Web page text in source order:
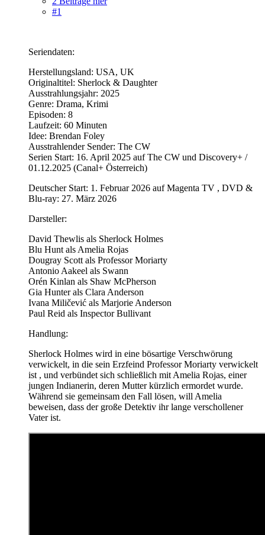
#1
Seriendaten:
Herstellungsland: USA, UK
Originaltitel: Sherlock & Daughter
Ausstrahlungsjahr: 2025
Genre: Drama, Krimi
Episoden: 8
Laufzeit: 60 Minuten
Idee: Brendan Foley
Ausstrahlender Sender: The CW
Serien Start: 16. April 2025 auf The CW und Discovery+ /
01.12.2025 (Canal+ Österreich)
Deutscher Start: 1. Februar 2026 auf Magenta TV , DVD &
Blu-ray: 27. März 2026
Darsteller:
David Thewlis als Sherlock Holmes
Blu Hunt als Amelia Rojas
Dougray Scott als Professor Moriarty
Antonio Aakeel als Swann
Orén Kinlan als Shaw McPherson
Gia Hunter als Clara Anderson
Ivana Miličević als Marjorie Anderson
Paul Reid als Inspector Bullivant
Handlung:
Sherlock Holmes wird in eine bösartige Verschwörung
verwickelt, in die sein Erzfeind Professor Moriarty verwickelt
ist , und verbündet sich schließlich mit Amelia Rojas, einer
jungen Indianerin, deren Mutter kürzlich ermordet wurde.
Während sie gemeinsam den Fall lösen, will Amelia
beweisen, dass der große Detektiv ihr lange verschollener
Vater ist.